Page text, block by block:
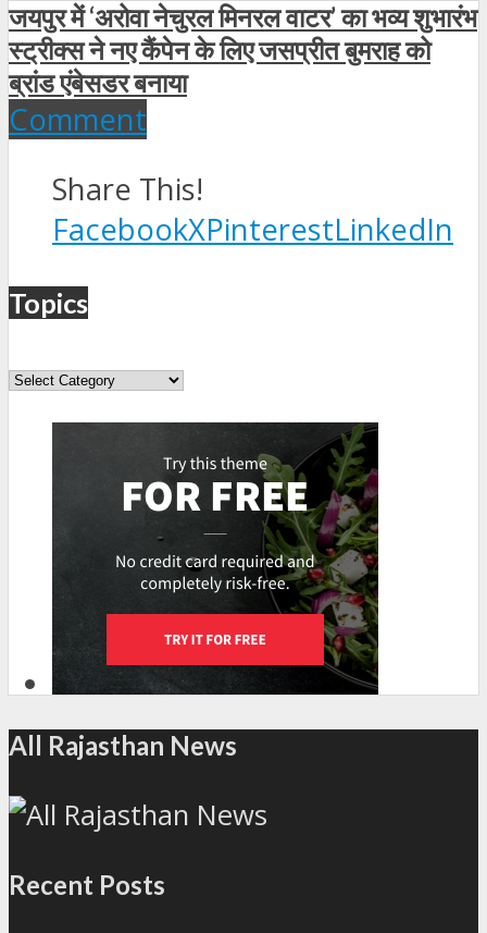
जयपुर में ‘अरोवा नेचुरल मिनरल वाटर’ का भव्य शुभारंभ
स्‍ट्रीक्‍स ने नए कैंपेन के लिए जसप्रीत बुमराह को
ब्रांड एंबेसडर बनाया
Comment
Share This!
FacebookXPinterestLinkedIn
Topics
Topics
All Rajasthan News
Recent Posts